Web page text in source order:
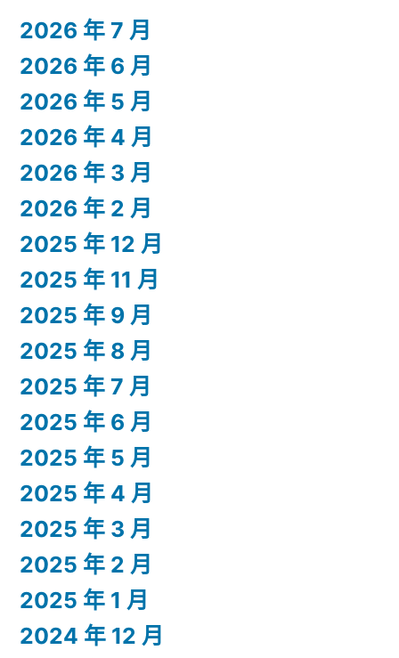
2026 年 7 月
2026 年 6 月
2026 年 5 月
2026 年 4 月
2026 年 3 月
2026 年 2 月
2025 年 12 月
2025 年 11 月
2025 年 9 月
2025 年 8 月
2025 年 7 月
2025 年 6 月
2025 年 5 月
2025 年 4 月
2025 年 3 月
2025 年 2 月
2025 年 1 月
2024 年 12 月